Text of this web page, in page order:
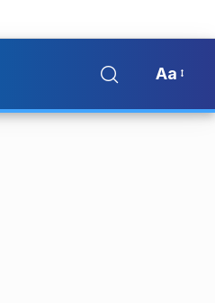
Aa